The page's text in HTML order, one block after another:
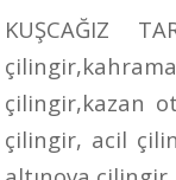
KUŞCAĞIZ TARHANLAR CADDESİ ÇİLİNGİR kahramankazan çilingir,kazan çilingir,kahramankazan anahtarcı,kazan anahtarcı,kahramankazan oto çilingir,kazan oto çilingir,karamankazan oto anahtarcı,kazan oto anahtarcı,7/24 çilingir, acil çilingir, adalı çilingir, aktepe çilingir, akyurt çilingir, altındağ çilingir, altınova çilingir, altınpark çilingir, ankara çilingir, ankara oto çilingir, aşağı eğlence çilingir, atlılar çilingir, ayrancı çilingir, bademlik çilingir, bağcı caddesi çilingir, bağlarbaşı çilingir, bağlıca çilingir, bağlum çilingir, balgat çilingir, basınevleri çilingir, batıkent çilingir, bilkent çilingir, bölük caddesi çilingir, bursa caddesi çilingir, çankaya çilingir, cevizlidere çilingir, çubuk çilingir, çukurambar çilingir, demetevler çilingir, dikmen çilingir, dışkapı çilingir, dutluk çilingir, elvankent çilingir, emrah mahallesi çilingir, ergenekon caddesi çilingir, eryaman çilingir, esat çilingir, esertepe çilingir, etimesgut çilingir, etlik ayvalı çilingir, Etlik Çilingir, gazino çilingir, güneşevler çilingir, hacıbayram çilingir, hacıkadın çilingir, hasköy çilingir, ilker caddesi çilingir, İncirli Çilingir, incirli oto çilingir, iskitler çilingir, ivedik çilingir, kafkaslar çilingir, kanuni çilingir, kardeşler çilingir, kazımkarabekir çilingir, kızılay çilingir, kuyubaşı çilingir, kuzey ankara toki çilingir, lalegül çilingir, nöbetçi çilingir, öntek çilingir, ovacık çilingir, pınarbaşı çilingir, pursaklar çilingir, pursaklar saray çilingir, sanatoryum çilingir, sancaktepe çilingir, şehit süleyman efe çilingir, şentepe çilingir, siteler çilingir, sokullu çilingir, solfasol çilingir, subayevleri çilingir, tandoğan çilingir, tepebaşı çilingir, ufuktepe çilingir, ufuktepe oto anahtarcısı, ufuktepe oto çilingir, ulus çilingir, uyanış çilingir, varlık mahallesi çilingir, yeni ziraat mahallesi çilingir, yenimahalle çilingir, yeşiltepe çilingir, yükseltepe çilingir,